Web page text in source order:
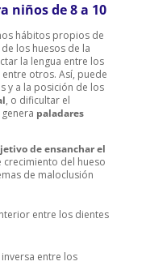
niños de 8 a 10
hábitos propios de
los huesos de la
la lengua entre los
otros. Así, puede
y a la posición de los
, o dificultar el
paladares
de ensanchar el
del hueso
de maloclusión
entre los dientes
entre los